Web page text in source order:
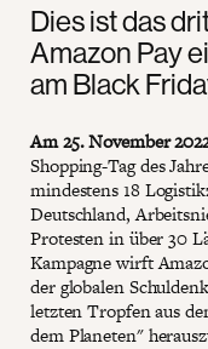
Dies ist das
Amazon Pay
am Black
Am 25. November
Shopping-Tag des
mindestens 18
Deutschland,
Protesten in über 30
Kampagne wirft
der globalen
letzten Tropfen aus
dem Planeten"